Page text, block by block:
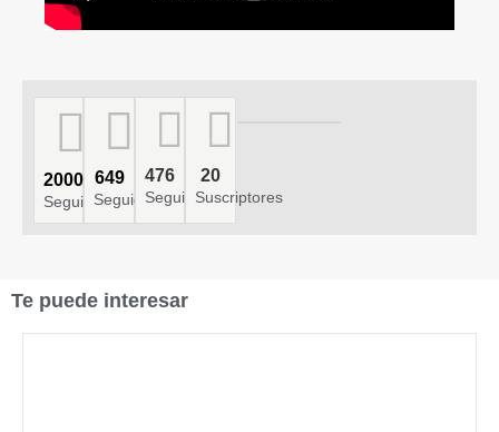
2000
Seguidores
649
Seguidores
476
Seguidores
20
Suscriptores
Te puede interesar